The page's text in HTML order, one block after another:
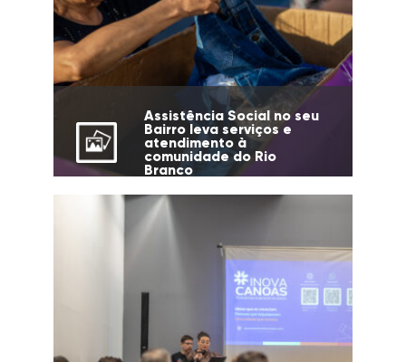
Assistência Social no seu
Bairro leva serviços e
atendimento à
comunidade do Rio
Branco